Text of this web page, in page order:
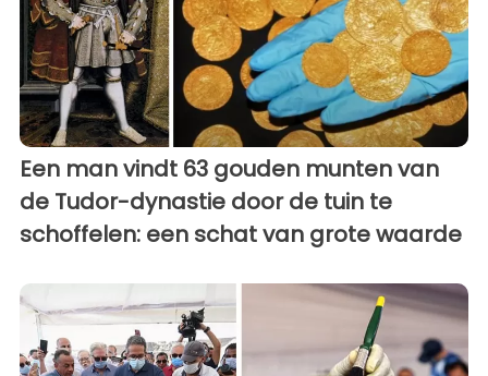
Een man vindt 63 gouden munten van
de Tudor-dynastie door de tuin te
schoffelen: een schat van grote waarde